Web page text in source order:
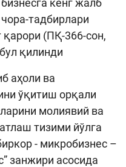
тадбирлари
қарори (ПҚ-366-сон,
қилинди
аҳоли ва
ўқитиш орқали
молиявий ва
тизими йўлга
- микробизнес –
занжири асосида